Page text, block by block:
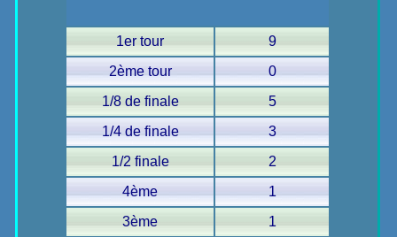
1er tour
9
2ème tour
0
1/8 de finale
5
1/4 de finale
3
1/2 finale
2
4ème
1
3ème
1